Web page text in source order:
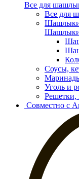
Все для
Все для
Соусы,
Уголь и
Решетки,
Совместно с